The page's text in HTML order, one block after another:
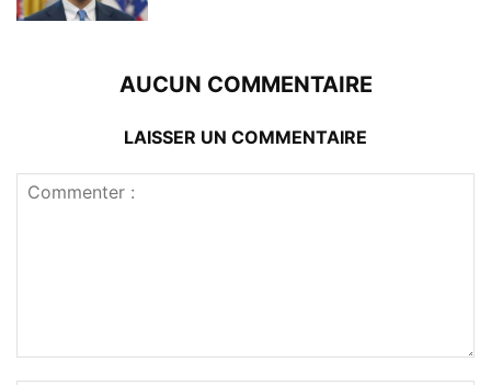
AUCUN COMMENTAIRE
LAISSER UN COMMENTAIRE